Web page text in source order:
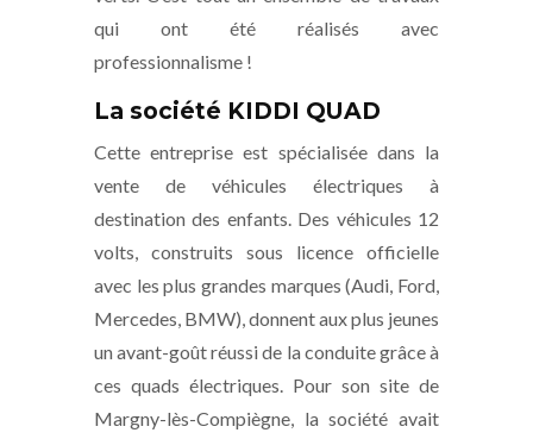
qui ont été réalisés avec
professionnalisme !
La société KIDDI QUAD
Cette entreprise est spécialisée dans la
vente de véhicules électriques à
destination des enfants. Des véhicules 12
volts, construits sous licence officielle
avec les plus grandes marques (Audi, Ford,
Mercedes, BMW), donnent aux plus jeunes
un avant-goût réussi de la conduite grâce à
ces quads électriques. Pour son site de
Margny-lès-Compiègne, la société avait